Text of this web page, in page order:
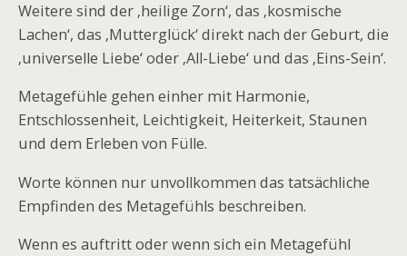
Weitere sind der ‚heilige Zorn‘, das ‚kosmische
Lachen‘, das ‚Mutterglück‘ direkt nach der Geburt, die
‚universelle Liebe‘ oder ‚All-Liebe‘ und das ‚Eins-Sein‘.
Metagefühle gehen einher mit Harmonie,
Entschlossenheit, Leichtigkeit, Heiterkeit, Staunen
und dem Erleben von Fülle.
Worte können nur unvollkommen das tatsächliche
Empfinden des Metagefühls beschreiben.
Wenn es auftritt oder wenn sich ein Metagefühl